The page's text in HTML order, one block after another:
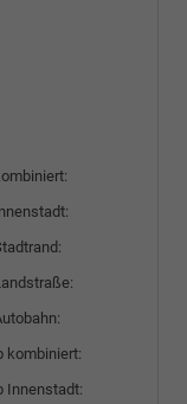
kombiniert:
Innenstadt: